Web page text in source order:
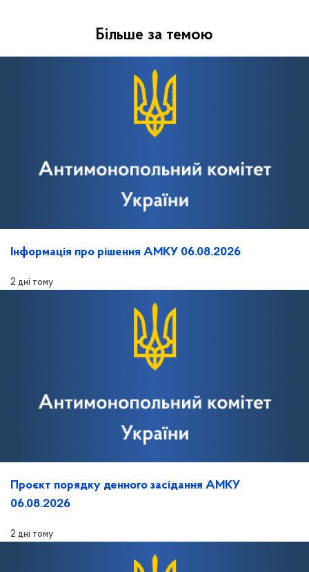
Більше за темою
Інформація про рішення АМКУ 06.08.2026
2 дні тому
Проєкт порядку денного засідання АМКУ
06.08.2026
2 дні тому